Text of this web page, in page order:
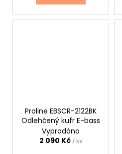
Proline EBSCR-2122BK
Odlehčený kufr E-bass
Vyprodáno
2 090 Kč / ks